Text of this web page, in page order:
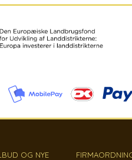
OG NYE